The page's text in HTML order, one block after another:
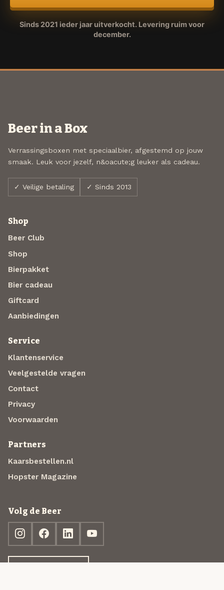
Sinds 2021 ieder jaar uitverkocht. Levering ruim voor
december.
Beer in a Box
Verrassingsboxen met speciaalbier, afgestemd op jouw
smaak. Leuk voor jezelf, n&oacute;g leuker als cadeau.
✓ Veilige betaling ✓ Sinds 2013
Shop
Beer Club
Shop
Bierpakket
Bier cadeau
Giftcard
Aanbiedingen
Service
Klantenservice
Veelgestelde vragen
Contact
Privacy
Voorwaarden
Partners
Kaarsbestellen.nl
Hopster Magazine
Volg de Beer